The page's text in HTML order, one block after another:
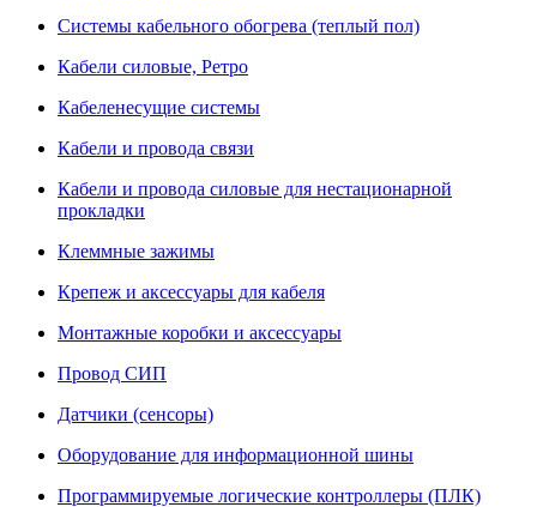
Системы кабельного обогрева (теплый пол)
Кабели силовые, Ретро
Кабеленесущие системы
Кабели и провода связи
Кабели и провода силовые для нестационарной
прокладки
Клеммные зажимы
Крепеж и аксессуары для кабеля
Монтажные коробки и аксессуары
Провод СИП
Датчики (сенсоры)
Оборудование для информационной шины
Программируемые логические контроллеры (ПЛК)